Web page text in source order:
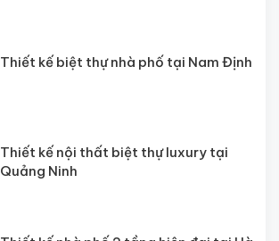
Thiết kế biệt thự nhà phố tại Nam Định
Thiết kế nội thất biệt thự luxury tại
Quảng Ninh